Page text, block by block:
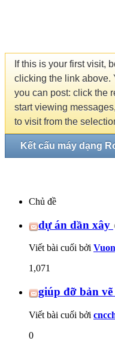
If this is your first visit,
clicking the link above.
you can post: click the
start viewing
to visit from the
Kết cấu máy dạng
Chủ đề
dự án dần xây
Viết bài cuối bởi
1,071
giúp đỡ bản
Viết bài cuối bởi
0